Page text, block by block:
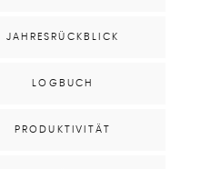
JAHRESRÜCKBLICK
LOGBUCH
PRODUKTIVITÄT